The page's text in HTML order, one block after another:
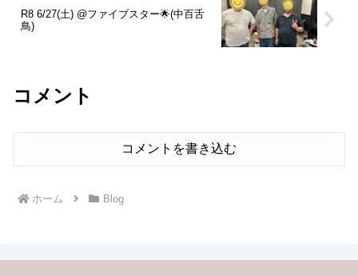
R8 6/27(土) @ファイブスター🌟(中百舌
鳥)
コメント
コメントを書き込む
ホーム Blog